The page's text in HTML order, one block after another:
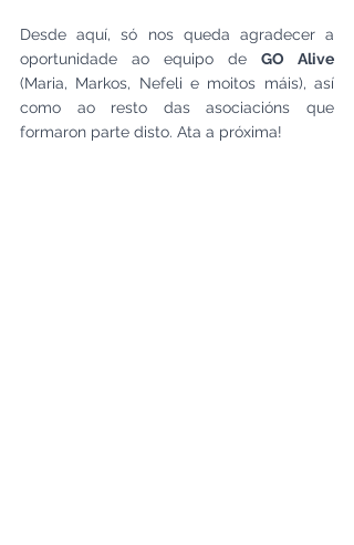
Desde aquí, só nos queda agradecer a
oportunidade ao equipo de GO Alive
(Maria, Markos, Nefeli e moitos máis), así
como ao resto das asociacións que
formaron parte disto. Ata a próxima!